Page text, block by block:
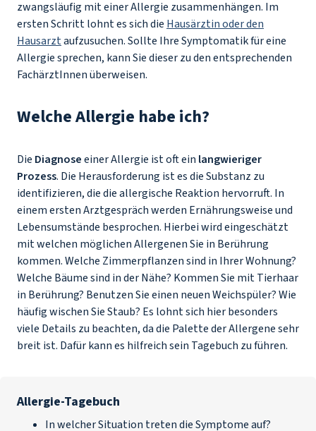
zwangsläufig mit einer Allergie zusammenhängen. Im
ersten Schritt lohnt es sich die Hausärztin oder den
Hausarztaufzusuchen. Sollte Ihre Symptomatik für eine
Allergie sprechen, kann Sie dieser zu den entsprechenden
FachärztInnen überweisen.
Welche Allergie habe ich?
Die Diagnoseeiner Allergie ist oft ein langwieriger
Prozess. Die Herausforderung ist es die Substanz zu
identifizieren, die die allergische Reaktion hervorruft. In
einem ersten Arztgespräch werden Ernährungsweise und
Lebensumstände besprochen. Hierbei wird eingeschätzt
mit welchen möglichen Allergenen Sie in Berührung
kommen. Welche Zimmerpflanzen sind in Ihrer Wohnung?
Welche Bäume sind in der Nähe? Kommen Sie mit Tierhaar
in Berührung? Benutzen Sie einen neuen Weichspüler? Wie
häufig wischen Sie Staub? Es lohnt sich hier besonders
viele Details zu beachten, da die Palette der Allergene sehr
breit ist. Dafür kann es hilfreich sein Tagebuch zu führen.
Allergie-Tagebuch
In welcher Situation treten die Symptome auf?